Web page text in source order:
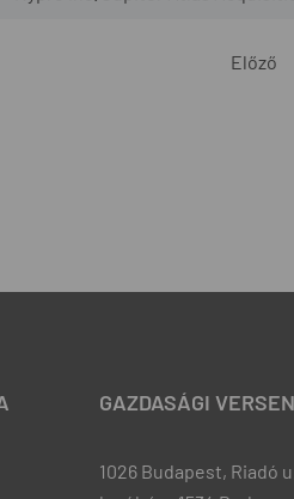
Előző
GAZDASÁGI
1026 Budapest, Riadó u.